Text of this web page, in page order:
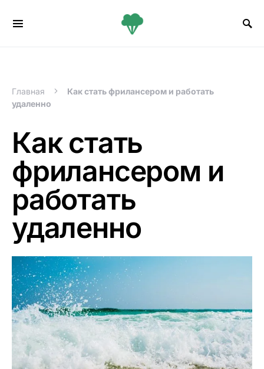
Главная
Как стать фрилансером и работать
удаленно
Как стать
фрилансером и
работать
удаленно